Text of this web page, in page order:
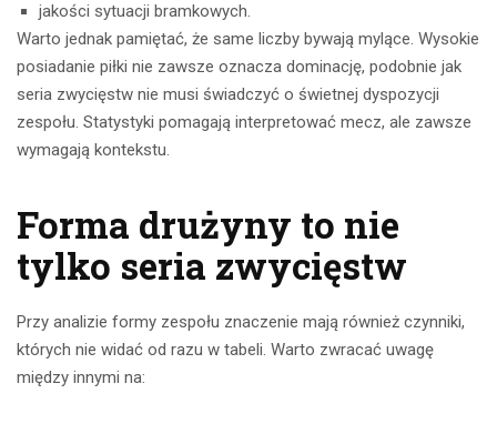
jakości sytuacji bramkowych.
Warto jednak pamiętać, że same liczby bywają mylące. Wysokie
posiadanie piłki nie zawsze oznacza dominację, podobnie jak
seria zwycięstw nie musi świadczyć o świetnej dyspozycji
zespołu. Statystyki pomagają interpretować mecz, ale zawsze
wymagają kontekstu.
Forma drużyny to nie
tylko seria zwycięstw
Przy analizie formy zespołu znaczenie mają również czynniki,
których nie widać od razu w tabeli. Warto zwracać uwagę
między innymi na: